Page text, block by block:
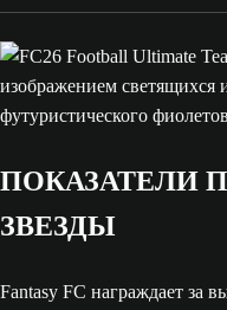
ПОКАЗАТЕЛИ
ЗВЕЗДЫ
Fantasy FC награждает за